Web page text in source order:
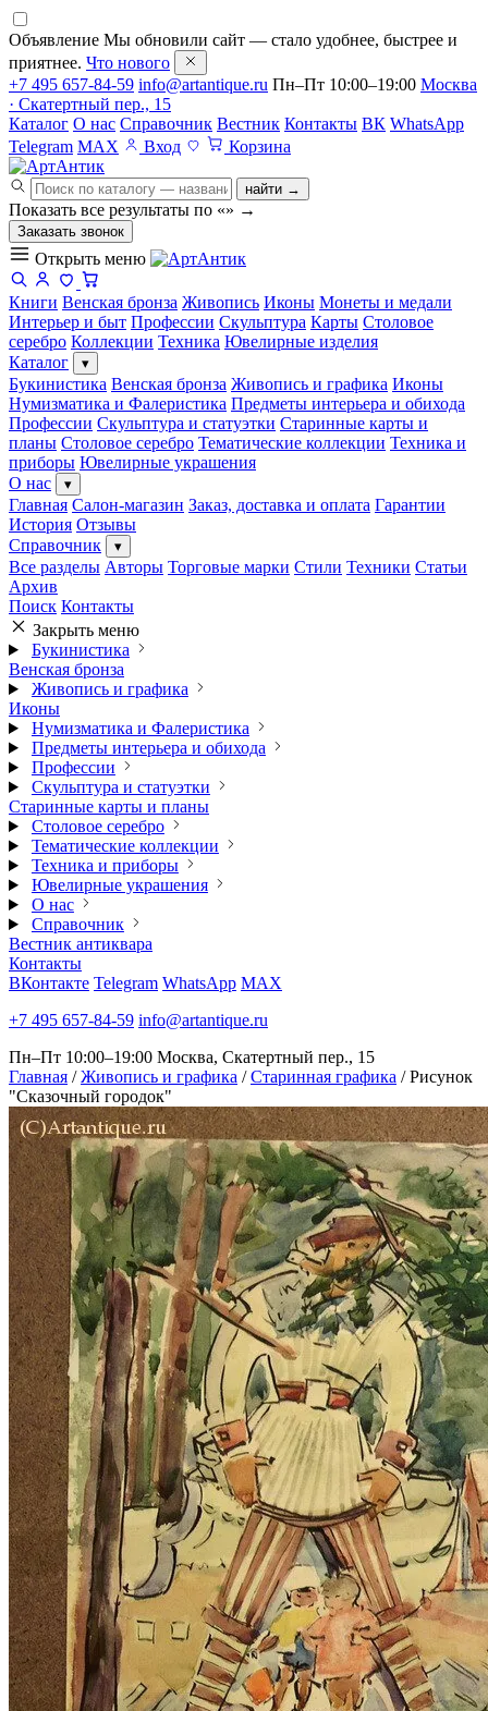
Объявление Мы обновили сайт — стало удобнее, быстрее и
приятнее. Что нового
+7 495 657-84-59 info@artantique.ru Пн–Пт 10:00–19:00 Москва
· Скатертный пер., 15
Каталог О нас Справочник Вестник Контакты ВК WhatsApp
Telegram MAX Вход Корзина
найти →
Показать все результаты по «» →
Заказать звонок
Открыть меню
Книги Венская бронза Живопись Иконы Монеты и медали
Интерьер и быт Профессии Скульптура Карты Столовое
серебро Коллекции Техника Ювелирные изделия
Каталог
▾
Букинистика Венская бронза Живопись и графика Иконы
Нумизматика и Фалеристика Предметы интерьера и обихода
Профессии Скульптура и статуэтки Старинные карты и
планы Столовое серебро Тематические коллекции Техника и
приборы Ювелирные украшения
О нас
▾
Главная Салон-магазин Заказ, доставка и оплата Гарантии
История Отзывы
Справочник
▾
Все разделы Авторы Торговые марки Стили Техники Статьи
Архив
Поиск Контакты
Закрыть меню
Букинистика
Венская бронза
Живопись и графика
Иконы
Нумизматика и Фалеристика
Предметы интерьера и обихода
Профессии
Скульптура и статуэтки
Старинные карты и планы
Столовое серебро
Тематические коллекции
Техника и приборы
Ювелирные украшения
О нас
Справочник
Вестник антиквара
Контакты
ВКонтакте Telegram WhatsApp MAX
+7 495 657-84-59 info@artantique.ru
Пн–Пт 10:00–19:00 Москва, Скатертный пер., 15
Главная / Живопись и графика / Старинная графика / Рисунок
"Сказочный городок"